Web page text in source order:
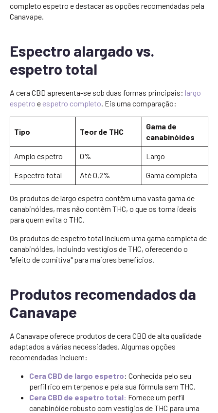
completo espetro e destacar as opções recomendadas pela
Canavape.
Espectro alargado vs.
espetro total
A cera CBD apresenta-se sob duas formas principais: largo
espetro e espetro completo. Eis uma comparação:
Tipo Teor de THC
Gama de
canabinóides
Amplo espetro 0% Largo
Espectro total Até 0,2% Gama completa
Os produtos de largo espetro contêm uma vasta gama de
canabinóides, mas não contêm THC, o que os torna ideais
para quem evita o THC.
Os produtos de espetro total incluem uma gama completa de
canabinóides, incluindo vestígios de THC, oferecendo o
"efeito de comitiva" para maiores benefícios.
Produtos recomendados da
Canavape
A Canavape oferece produtos de cera CBD de alta qualidade
adaptados a várias necessidades. Algumas opções
recomendadas incluem:
Cera CBD de largo espetro: Conhecida pelo seu
perfil rico em terpenos e pela sua fórmula sem THC.
Cera CBD de espetro total: Fornece um perfil
canabinóide robusto com vestígios de THC para uma